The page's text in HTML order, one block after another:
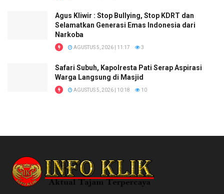
Agus Kliwir : Stop Bullying, Stop KDRT dan
Selamatkan Generasi Emas Indonesia dari
Narkoba
AGUSTUS 5, 2026 | 11:17 3
Safari Subuh, Kapolresta Pati Serap Aspirasi
Warga Langsung di Masjid
AGUSTUS 5, 2026 | 10:18 10